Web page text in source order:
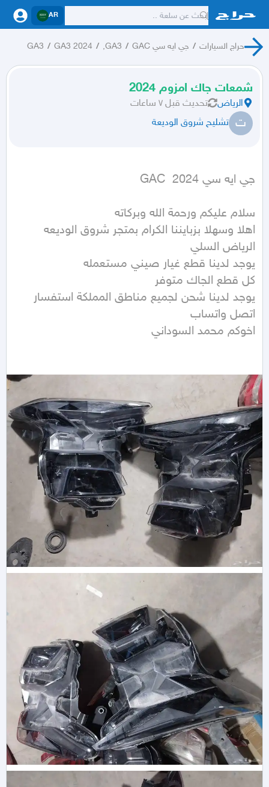
AR
حراج السيارات / جي ايه سي GAC /
GA3,
/
GA3 2024
/
GA3
شمعات جاك امزوم 2024
الرياض تحديث قبل ٧ ساعات
ت تشليح شروق الوديعة
جي ايه سي GAC  2024
اخوكم محمد السوداني